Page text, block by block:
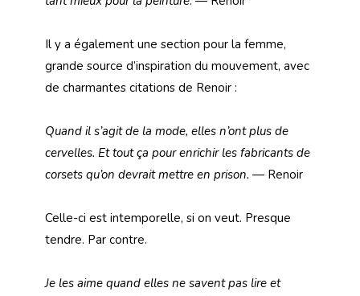
Il y a également une section pour la femme,
grande source d’inspiration du mouvement, avec
de charmantes citations de Renoir :
Quand il s’agit de la mode, elles n’ont plus de
cervelles. Et tout ça pour enrichir les fabricants de
corsets qu’on devrait mettre en prison. — Renoir
Celle-ci est intemporelle, si on veut. Presque
tendre. Par contre.
Je les aime quand elles ne savent pas lire et